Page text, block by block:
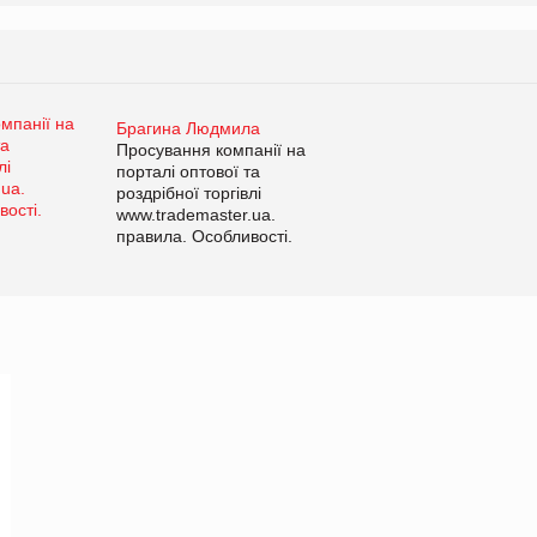
Брагина Людмила
Просування компанії на
порталі оптової та
роздрібної торгівлі
www.trademaster.ua.
правила. Особливості.